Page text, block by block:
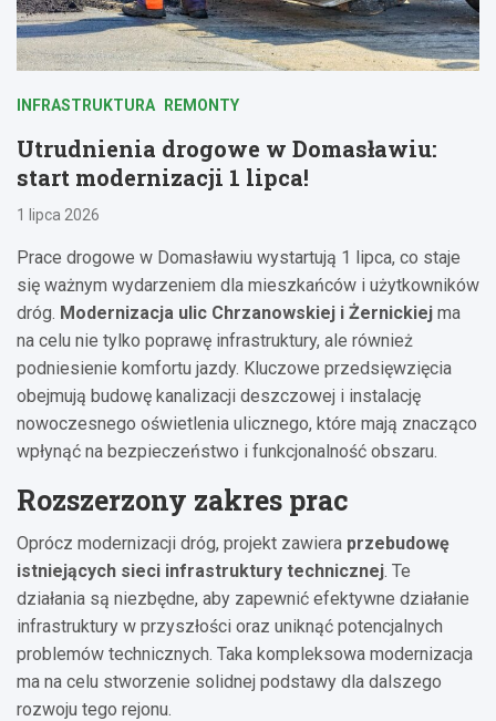
INFRASTRUKTURA REMONTY
Utrudnienia drogowe w Domasławiu:
start modernizacji 1 lipca!
1 lipca 2026
Prace drogowe w Domasławiu wystartują 1 lipca, co staje
się ważnym wydarzeniem dla mieszkańców i użytkowników
dróg. Modernizacja ulic Chrzanowskiej i Żernickiej ma
na celu nie tylko poprawę infrastruktury, ale również
podniesienie komfortu jazdy. Kluczowe przedsięwzięcia
obejmują budowę kanalizacji deszczowej i instalację
nowoczesnego oświetlenia ulicznego, które mają znacząco
wpłynąć na bezpieczeństwo i funkcjonalność obszaru.
Rozszerzony zakres prac
Oprócz modernizacji dróg, projekt zawiera przebudowę
istniejących sieci infrastruktury technicznej. Te
działania są niezbędne, aby zapewnić efektywne działanie
infrastruktury w przyszłości oraz uniknąć potencjalnych
problemów technicznych. Taka kompleksowa modernizacja
ma na celu stworzenie solidnej podstawy dla dalszego
rozwoju tego rejonu.